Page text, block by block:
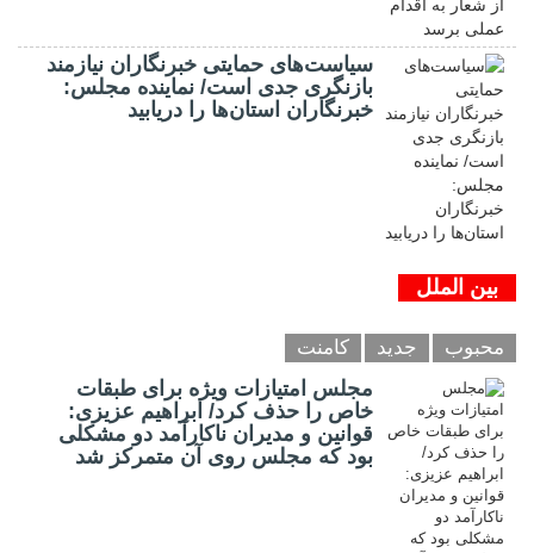
سیاست‌های حمایتی خبرنگاران نیازمند
بازنگری جدی است/ نماینده مجلس:
خبرنگاران استان‌ها را دریابید
بین الملل
محبوب جدید کامنت
مجلس امتیازات ویژه برای طبقات
خاص را حذف کرد/ ابراهیم عزیزی:
قوانین و مدیران ناکارآمد دو مشکلی
بود که مجلس روی آن متمرکز شد